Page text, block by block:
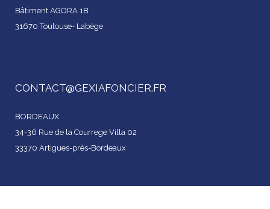
Bâtiment AGORA 1B
31670 Toulouse- Labège
CONTACT@GEXIAFONCIER.FR
BORDEAUX
34-36 Rue de la Courrege Villa 02
33370 Artigues-près-Bordeaux